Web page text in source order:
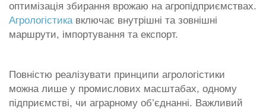
оптимізація збирання врожаю на агропідприємствах.
Агрологістикавключає внутрішні та зовнішні
маршрути, імпортування та експорт.
Повністю реалізувати принципи агрологістики
можна лише у промислових масштабах, одному
підприємстві, чи аграрному об’єднанні. Важливий